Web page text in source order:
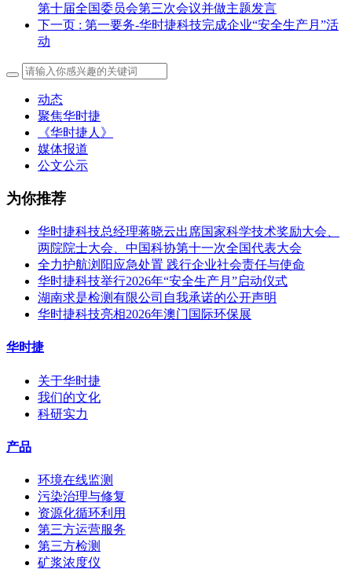
第十届全国委员会第三次会议并做主题发言
下一页 : 第一要务-华时捷科技完成企业“安全生产月”活
动
动态
聚焦华时捷
《华时捷人》
媒体报道
公文公示
为你推荐
华时捷科技总经理蒋晓云出席国家科学技术奖励大会、
两院院士大会、中国科协第十一次全国代表大会
全力护航浏阳应急处置 践行企业社会责任与使命
华时捷科技举行2026年“安全生产月”启动仪式
湖南求是检测有限公司自我承诺的公开声明
华时捷科技亮相2026年澳门国际环保展
华时捷
关于华时捷
我们的文化
科研实力
产品
环境在线监测
污染治理与修复
资源化循环利用
第三方运营服务
第三方检测
矿浆浓度仪